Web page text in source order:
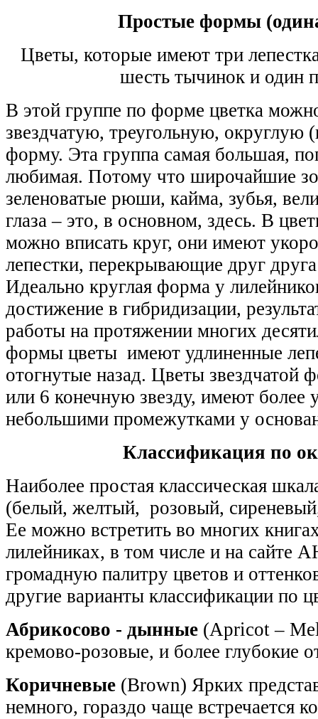
Простые формы
Цветы, которые имеют три
шесть тычинок и один
В этой группе по форме цветка
звездчатую, треугольную, округлую
форму. Эта группа самая большая,
любимая. Потому что широчайшие
зеленоватые рюши, кайма, зубья,
глаза – это, в основном, здесь. В
можно вписать круг, они имеют
лепестки, перекрывающие друг
Идеально круглая форма у
достижение в гибридизации,
работы на протяжении многих
формы цветы имеют удлиненные
отогнутые назад. Цветы
или 6 конечную звезду, имеют более
небольшими промежутками у
Классификация по
Наиболее простая классическая
(белый, желтый, розовый,
Ее можно встретить во многих
лилейниках, в том числе и на сайте
громадную палитру цветов и
другие варианты классификации по
Абрикосово - дынные (Apricot –
кремово-розовые, и более глубокие
Коричневые (Brown) Ярких
немного, гораздо чаще встречается